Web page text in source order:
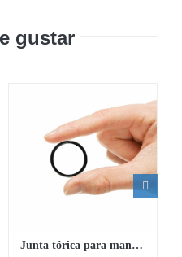
gustar
Junta tórica para manguera de Φ32mm